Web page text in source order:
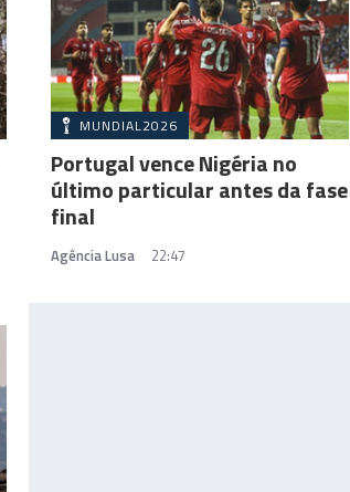
MUNDIAL2026
Portugal vence Nigéria no
último particular antes da fase
final
Agência Lusa 22:47